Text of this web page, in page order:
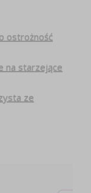
ostrożność
na starzejące
ze